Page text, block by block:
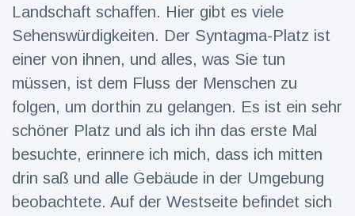
Landschaft schaffen. Hier gibt es viele
Sehenswürdigkeiten. Der Syntagma-Platz ist
einer von ihnen, und alles, was Sie tun
müssen, ist dem Fluss der Menschen zu
folgen, um dorthin zu gelangen. Es ist ein sehr
schöner Platz und als ich ihn das erste Mal
besuchte, erinnere ich mich, dass ich mitten
drin saß und alle Gebäude in der Umgebung
beobachtete. Auf der Westseite befindet sich